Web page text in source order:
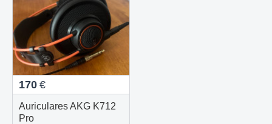
170 €
Auriculares AKG K712
Pro